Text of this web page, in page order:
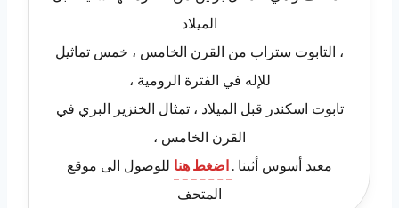
الميلاد
، التابوت ستراب من القرن الخامس ، خمس تماثيل
للإله في الفترة الرومية ،
تابوت اسكندر قبل الميلاد ، تمثال الخنزير البري في
القرن الخامس ،
معبد أسوس أثينا .اضغط هنا للوصول الى موقع
المتحف